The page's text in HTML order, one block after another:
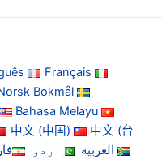
Français
Bokmål
Bahasa Melayu
中文 (中国)
中文 (台
العربية اردو